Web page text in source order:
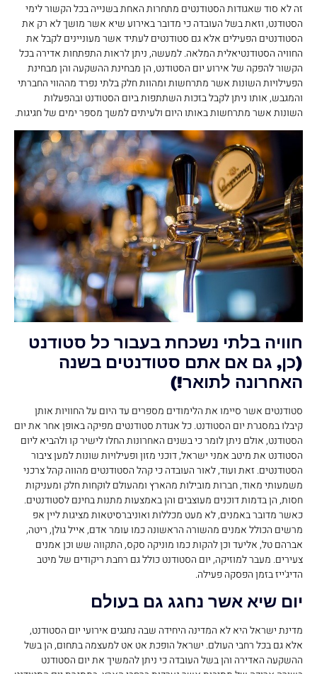
זה לא סוד שאגודות הסטודנטים מתחרות האחת בשנייה בכל הקשור לימי
הסטודנט, וזאת בשל העובדה כי מדובר באירוע שיא אשר מושך לא רק את
הסטודנטים הפעילים אלא גם סטודנטים לעתיד אשר מעוניינים לקבל את
החוויה הסטודנטיאלית המלאה. למעשה, ניתן לראות התפתחות אדירה בכל
הקשור להפקה של אירוע יום הסטודנט, הן מבחינת ההשקעה והן מבחינת
הפעילויות השונות אשר מתרחשות ומהוות חלק בלתי נפרד מההווי החברתי
והמגבש, אותו ניתן לקבל בזכות השתתפות ביום הסטודנט ובהפעלות
השונות אשר מתרחשות באותו היום ולעיתים למשך מספר ימים של חגיגות.
חוויה בלתי נשכחת בעבור כל סטודנט
(כן, גם אם אתם סטודנטים בשנה
האחרונה לתואר!)
סטודנטים אשר סיימו את הלימודים מספרים עד היום על החוויות אותן
קיבלו במסגרת יום הסטודנט. כל אגודת סטודנטים מפיקה באופן אחר את יום
הסטודנט, אולם ניתן לומר כי בשנים האחרונות החלו לישיר קו ולהביא ליום
הסטודנט את מיטב אמני ישראל, דוכני מזון ופעילויות שונות למען ציבור
הסטודנטים. זאת ועוד, לאור העובדה כי קהל הסטודנטים מהווה קהל צרכני
משמעותי מאוד, חברות מובילות מהארץ ומהעולם לוקחות חלק ומעניקות
חסות, הן בדמות דוכנים מעוצבים והן באמצעות מתנות בחינם לסטודנטים.
כאשר מדובר באמנים, לא מעט מכללות ואוניברסיטאות מציגות ליין אפ
מרשים הכולל אמנים מהשורה הראשונה כמו עומר אדם, אייל גולן, ריטה,
אברהם טל, אליעד וכן להקות כמו מוניקה סקס, התקווה שש וכן אמנים
צעירים. מעבר למוזיקה, יום הסטודנט כולל גם רחבת ריקודים של מיטב
הדיג'ייז בזמן הפסקה פעילה.
יום שיא אשר נחגג גם בעולם
מדינת ישראל היא לא המדינה היחידה שבה נחגגים אירועי יום הסטודנט,
אלא גם בכל רחבי העולם. ישראל הופכת אט אט למעצמה בתחום, הן בשל
ההשקעה האדירה והן בשל העובדה כי ניתן להמשיך את יום הסטודנט